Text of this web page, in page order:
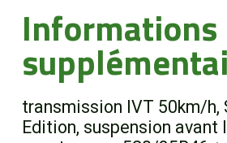
Informations
transmission IVT 50km/h,
Edition, suspension avant